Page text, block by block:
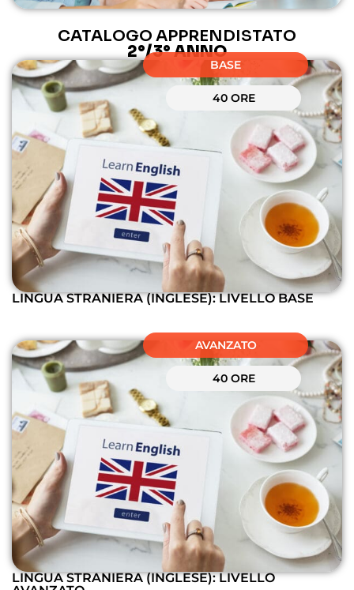
CATALOGO APPRENDISTATO
2°/3° ANNO
BASE
40 ORE
LINGUA STRANIERA (INGLESE): LIVELLO BASE
AVANZATO
40 ORE
LINGUA STRANIERA (INGLESE): LIVELLO